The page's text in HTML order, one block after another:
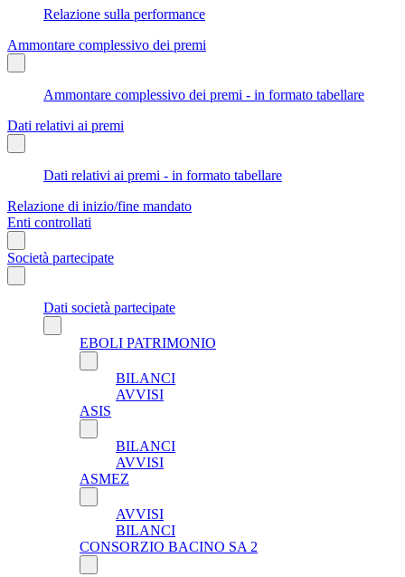
Relazione sulla performance
Ammontare complessivo dei premi
Ammontare complessivo dei premi - in formato tabellare
Dati relativi ai premi
Dati relativi ai premi - in formato tabellare
Relazione di inizio/fine mandato
Enti controllati
Società partecipate
Dati società partecipate
EBOLI PATRIMONIO
BILANCI
AVVISI
ASIS
BILANCI
AVVISI
ASMEZ
AVVISI
BILANCI
CONSORZIO BACINO SA 2